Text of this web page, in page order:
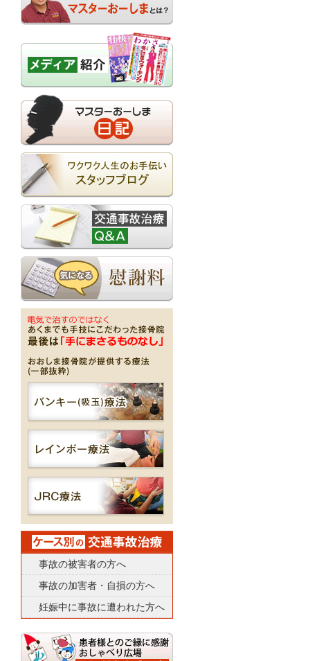
事故の被害者の方へ
事故の加害者・自損の方へ
妊娠中に事故に遭われた方へ